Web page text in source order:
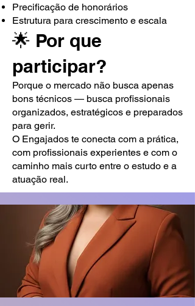
Precificação de honorários
Estrutura para crescimento e escala
🌟 Por que
participar?
Porque o mercado não busca apenas
bons técnicos — busca profissionais
organizados, estratégicos e preparados
para gerir.
O Engajados te conecta com a prática,
com profissionais experientes e com o
caminho mais curto entre o estudo e a
atuação real.